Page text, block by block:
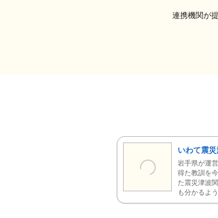
連携機関が
いわて震
岩手県が運
得た教訓を
た震災津波
も分かるよ